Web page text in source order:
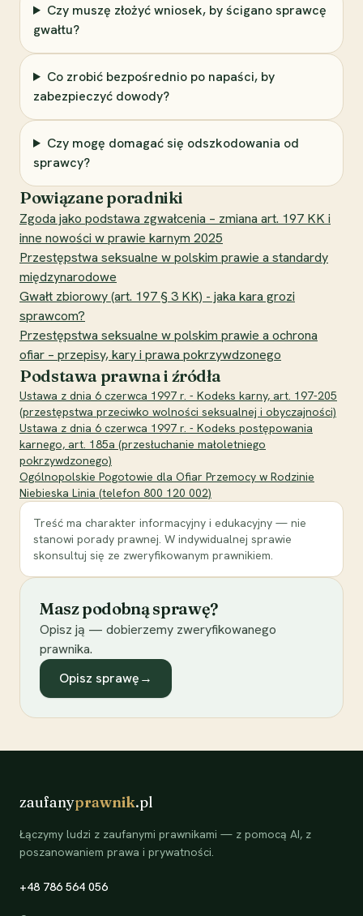
Czy muszę złożyć wniosek, by ścigano sprawcę
gwałtu?
Co zrobić bezpośrednio po napaści, by
zabezpieczyć dowody?
Czy mogę domagać się odszkodowania od
sprawcy?
Powiązane poradniki
Zgoda jako podstawa zgwałcenia – zmiana art. 197 KK i
inne nowości w prawie karnym 2025
Przestępstwa seksualne w polskim prawie a standardy
międzynarodowe
Gwałt zbiorowy (art. 197 § 3 KK) - jaka kara grozi
sprawcom?
Przestępstwa seksualne w polskim prawie a ochrona
ofiar – przepisy, kary i prawa pokrzywdzonego
Podstawa prawna i źródła
Ustawa z dnia 6 czerwca 1997 r. - Kodeks karny, art. 197-205
(przestępstwa przeciwko wolności seksualnej i obyczajności)
Ustawa z dnia 6 czerwca 1997 r. - Kodeks postępowania
karnego, art. 185a (przesłuchanie małoletniego
pokrzywdzonego)
Ogólnopolskie Pogotowie dla Ofiar Przemocy w Rodzinie
Niebieska Linia (telefon 800 120 002)
Treść ma charakter informacyjny i edukacyjny — nie
stanowi porady prawnej. W indywidualnej sprawie
skonsultuj się ze zweryfikowanym prawnikiem.
Masz podobną sprawę?
Opisz ją — dobierzemy zweryfikowanego
prawnika.
Opisz sprawę→
zaufanyprawnik.pl
Łączymy ludzi z zaufanymi prawnikami — z pomocą AI, z
poszanowaniem prawa i prywatności.
+48 786 564 056